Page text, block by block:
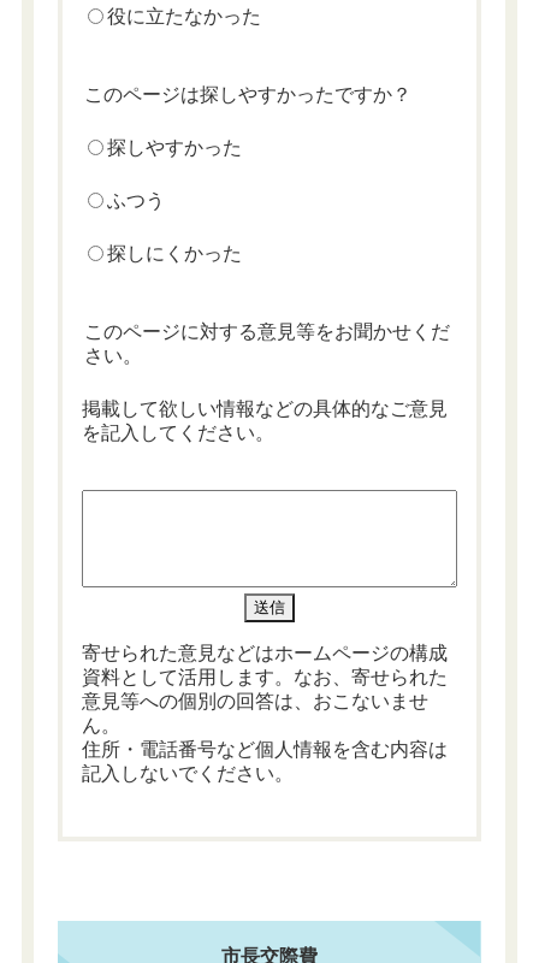
役に立たなかった
このページは探しやすかったですか？
探しやすかった
ふつう
探しにくかった
このページに対する意見等をお聞かせくだ
さい。
掲載して欲しい情報などの具体的なご意見
を記入してください。
寄せられた意見などはホームページの構成
資料として活用します。なお、寄せられた
意見等への個別の回答は、おこないませ
ん。
住所・電話番号など個人情報を含む内容は
記入しないでください。
市長交際費